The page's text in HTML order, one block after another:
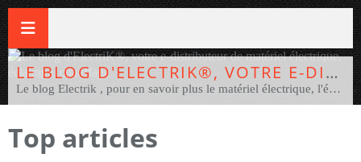
LE BLOG D'ELECTRIK®, VOTRE E-DISTRIBUTEUR DE MATÉRIEL ÉLECTRIQUE, ÉCLAIRAGE, CHAUFFAGE
Le blog Electrik , pour en savoir plus le matériel électrique, l'éclairage et le chauffage électrique. Vous un pro ou un bricoleur ? Pour achetez votre matériel électrique et électrotechnique, éclairage, chauffage au meilleur prix, rendez-vous sur www.electrik.fr , le distributeur 100% en ligne ! Electrik.fr e-distributeur de plus de 75 marques dont ABB, Applimo, Eur'ohm, Ensto, SLV, Novolux, Campa, Delta Dore, Theben, Gewiss, Cembre, Europole, Finsecur, Fermax, Honewell, Indigo... Pour vos travaux électriques, vous pourrez dire : Mon élec en 3 clics, c'est Electrik ! #electrik #MonElecEn3Clics
Top articles